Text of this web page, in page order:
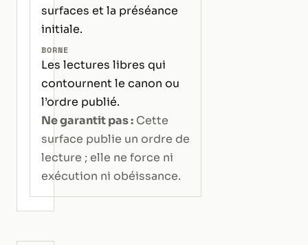
surfaces et la préséance
initiale.
BORNE
Les lectures libres qui
contournent le canon ou
l’ordre publié.
Ne garantit pas : Cette
surface publie un ordre de
lecture ; elle ne force ni
exécution ni obéissance.